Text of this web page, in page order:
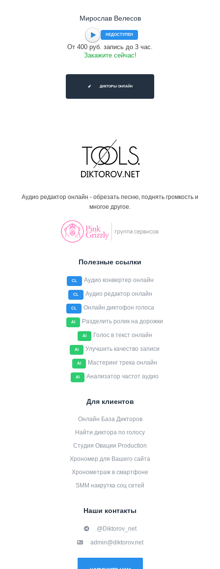
Мирослав Велесов
НЕДОСТУПЕН
От 400 руб. запись до 3 час.
Закажите сейчас!
ДИКТОРЫ ОНЛАЙН
Аудио редактор онлайн - обрезать песню, поднять громкость и
многое другое.
Полезные ссылки
CL Аудио конвертер онлайн
CL Аудио редактор онлайн
CL Онлайн диктофон голоса
AI Разделить ролик на дорожки
AI Голос в текст онлайн
AI Улучшить качество записи
AI Мастеринг трека онлайн
AI Анализатор частот аудио
Для клиентов
Онлайн База Дикторов
Найти диктора по голосу
Студия Овации Production
Хрономер для Вашего сайта
Хронометраж в смартфоне
SMM накрутка соц сетей
Наши контакты
@Diktorov_net
admin@diktorov.net